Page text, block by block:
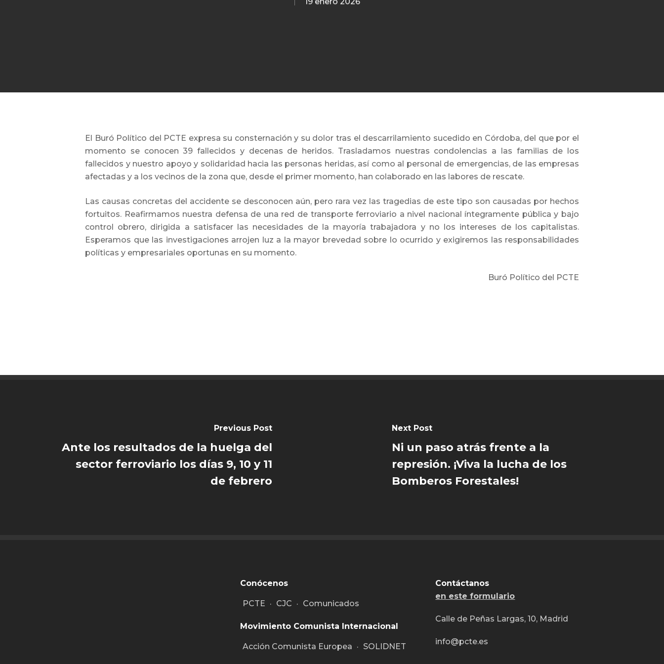
El Buró Político del PCTE expresa su consternación y su dolor tras el descarrilamiento sucedido en Córdoba, del que por el
momento se conocen 39 fallecidos y decenas de heridos. Trasladamos nuestras condolencias a las familias de los
fallecidos y nuestro apoyo y solidaridad hacia las personas heridas, así como al personal de emergencias, de las empresas
afectadas y a los vecinos de la zona que, desde el primer momento, han colaborado en las labores de rescate.
Las causas concretas del accidente se desconocen aún, pero rara vez las tragedias de este tipo son causadas por hechos
fortuitos. Reafirmamos nuestra defensa de una red de transporte ferroviario a nivel nacional íntegramente pública y bajo
control obrero, dirigida a satisfacer las necesidades de la mayoría trabajadora y no los intereses de los capitalistas.
Esperamos que las investigaciones arrojen luz a la mayor brevedad sobre lo ocurrido y exigiremos las responsabilidades
políticas y empresariales oportunas en su momento.
Buró Político del PCTE
Previous Post
Ante los resultados de la huelga del
sector ferroviario los días 9, 10 y 11
de febrero
Next Post
Ni un paso atrás frente a la
represión. ¡Viva la lucha de los
Bomberos Forestales!
Conócenos
PCTE · CJC · Comunicados
Movimiento Comunista Internacional
Acción Comunista Europea · SOLIDNET
Contáctanos
en este formulario
Calle de Peñas Largas, 10, Madrid
info@pcte.es